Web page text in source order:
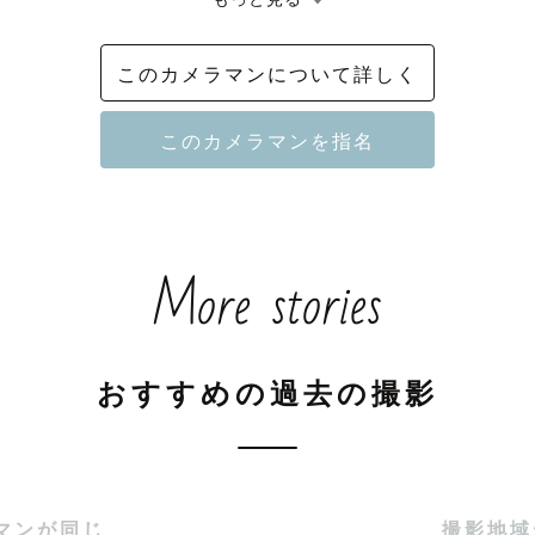
受けたオマージュ作品を得意としています。
ブグラフらしいお色味から海外風なブラウンテイスト
真の仕上げが可能です。
詳しいので迷っている方は一緒に探しましょう。
宇美町）・水天宮（久留米市）での撮影多数。
このカメラマンについて詳しく
More stories
おすすめの過去の撮影
ンが同じ 撮影地域